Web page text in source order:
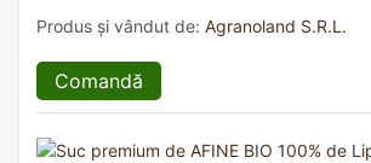
Produs și vândut de: Agranoland S.R.L.
Comandă